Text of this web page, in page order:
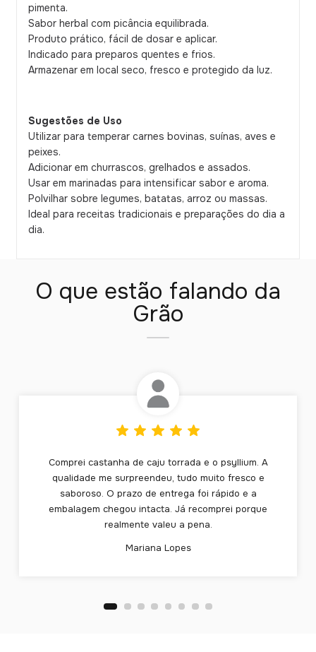
pimenta.
Sabor herbal com picância equilibrada.
Produto prático, fácil de dosar e aplicar.
Indicado para preparos quentes e frios.
Armazenar em local seco, fresco e protegido da luz.
Sugestões de Uso
Utilizar para temperar carnes bovinas, suínas, aves e
peixes.
Adicionar em churrascos, grelhados e assados.
Usar em marinadas para intensificar sabor e aroma.
Polvilhar sobre legumes, batatas, arroz ou massas.
Ideal para receitas tradicionais e preparações do dia a
dia.
O que estão falando da
Grão
Comprei castanha de caju torrada e o psyllium. A
qualidade me surpreendeu, tudo muito fresco e
saboroso. O prazo de entrega foi rápido e a
embalagem chegou intacta. Já recomprei porque
realmente valeu a pena.
Mariana Lopes